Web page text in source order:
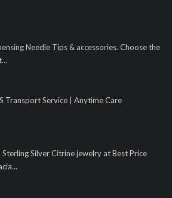
Needle Tips & accessories. Choose the
Transport Service | Anytime Care
Sterling Silver Citrine jewelry at Best Price